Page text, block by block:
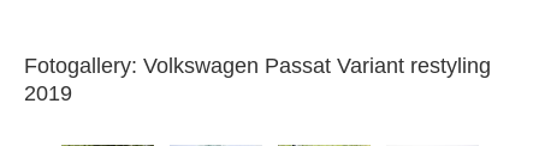
Fotogallery: Volkswagen Passat Variant restyling
2019